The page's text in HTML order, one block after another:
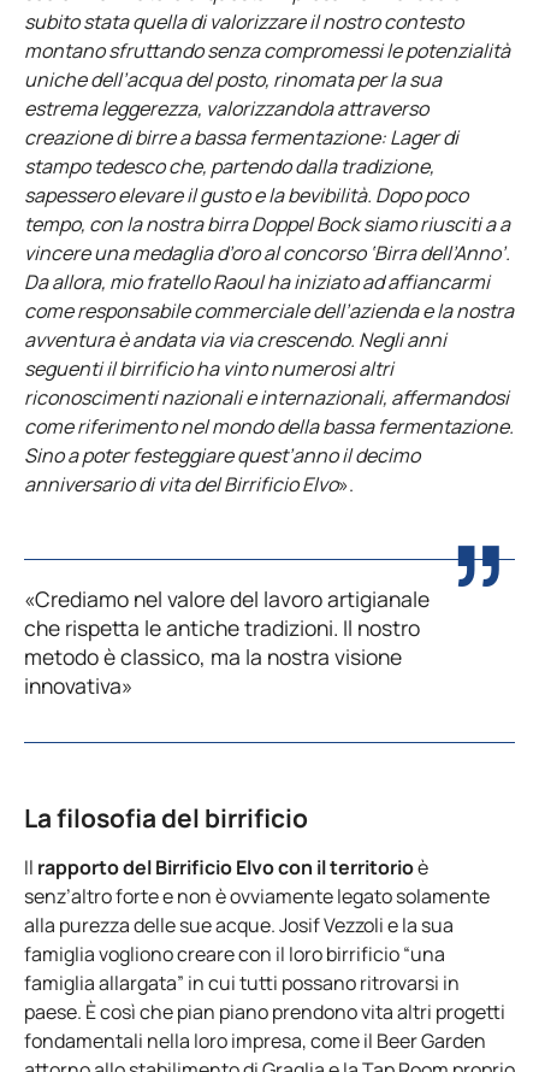
subito stata quella di valorizzare il nostro contesto
montano sfruttando senza compromessi le potenzialità
uniche dell’acqua del posto, rinomata per la sua
estrema leggerezza, valorizzandola attraverso
creazione di birre a bassa fermentazione: Lager di
stampo tedesco che, partendo dalla tradizione,
sapessero elevare il gusto e la bevibilità. Dopo poco
tempo, con la nostra birra Doppel Bock siamo riusciti a a
vincere una medaglia d’oro al concorso ‘Birra dell’Anno’.
Da allora, mio fratello Raoul ha iniziato ad affiancarmi
come responsabile commerciale dell’azienda e la nostra
avventura è andata via via crescendo. Negli anni
seguenti il birrificio ha vinto numerosi altri
riconoscimenti nazionali e internazionali, affermandosi
come riferimento nel mondo della bassa fermentazione.
Sino a poter festeggiare quest’anno il decimo
anniversario di vita del Birrificio Elvo».
«Crediamo nel valore del lavoro artigianale
che rispetta le antiche tradizioni. Il nostro
metodo è classico, ma la nostra visione
innovativa»
La filosofia del birrificio
Il rapporto del Birrificio Elvo con il territorioè
senz’altro forte e non è ovviamente legato solamente
alla purezza delle sue acque. Josif Vezzoli e la sua
famiglia vogliono creare con il loro birrificio “una
famiglia allargata” in cui tutti possano ritrovarsi in
paese. È così che pian piano prendono vita altri progetti
fondamentali nella loro impresa, come il Beer Garden